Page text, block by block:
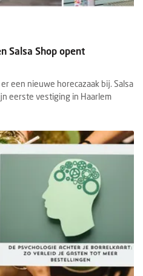
Salsa Shop opent
een nieuwe horecazaak bij. Salsa
eerste vestiging in Haarlem